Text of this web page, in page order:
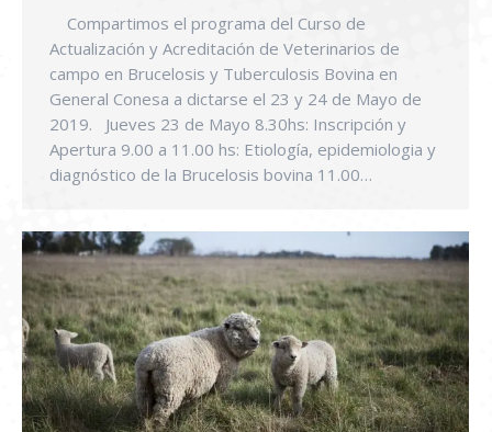
Compartimos el programa del Curso de
Actualización y Acreditación de Veterinarios de
campo en Brucelosis y Tuberculosis Bovina en
General Conesa a dictarse el 23 y 24 de Mayo de
2019. Jueves 23 de Mayo 8.30hs: Inscripción y
Apertura 9.00 a 11.00 hs: Etiología, epidemiologia y
diagnóstico de la Brucelosis bovina 11.00…